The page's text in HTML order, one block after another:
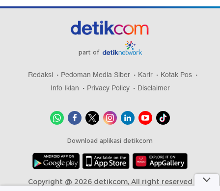
part of
Redaksi Pedoman Media Siber Karir
Kotak Pos
Info Iklan
Privacy Policy Disclaimer
Download aplikasi detikcom
Copyright @ 2026 detikcom, All right reserved